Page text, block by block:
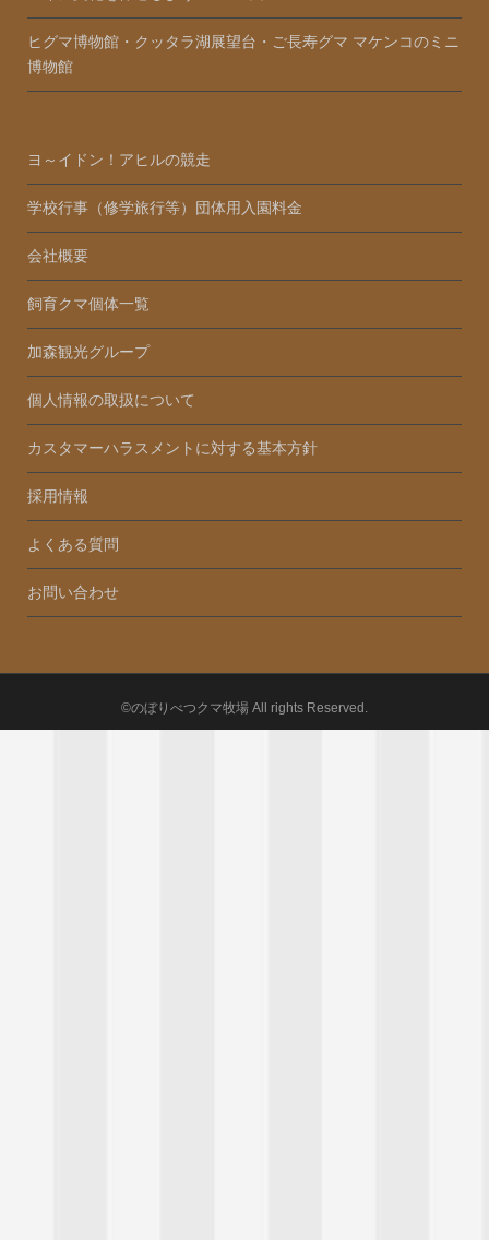
ヒグマ博物館・クッタラ湖展望台・ご長寿グマ マケンコのミニ
博物館
ヨ～イドン！アヒルの競走
学校行事（修学旅行等）団体用入園料金
会社概要
飼育クマ個体一覧
加森観光グループ
個人情報の取扱について
カスタマーハラスメントに対する基本方針
採用情報
よくある質問
お問い合わせ
©のぼりべつクマ牧場 All rights Reserved.